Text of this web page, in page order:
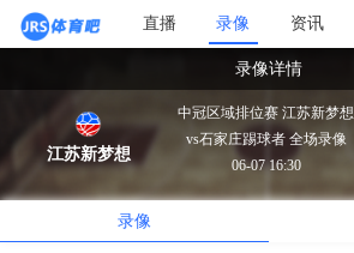
直播 录像 资讯
录像详情
江苏新梦想
中冠区域排位赛 江苏新梦想
vs石家庄踢球者 全场录像
06-07 16:30
录像